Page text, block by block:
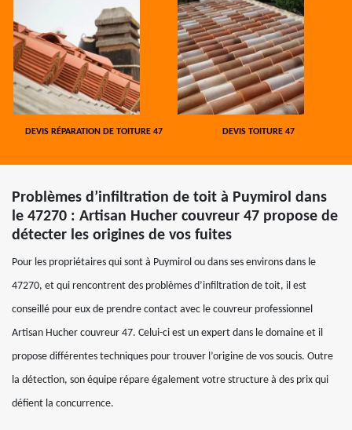
DEVIS RÉPARATION DE TOITURE 47 DEVIS TOITURE 47
Problèmes d’infiltration de toit à Puymirol dans
le 47270 : Artisan Hucher couvreur 47 propose de
détecter les origines de vos fuites
Pour les propriétaires qui sont à Puymirol ou dans ses environs dans le
47270, et qui rencontrent des problèmes d’infiltration de toit, il est
conseillé pour eux de prendre contact avec le couvreur professionnel
Artisan Hucher couvreur 47. Celui-ci est un expert dans le domaine et il
propose différentes techniques pour trouver l’origine de vos soucis. Outre
la détection, son équipe répare également votre structure à des prix qui
défient la concurrence.